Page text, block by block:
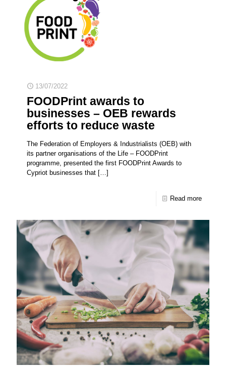
13/07/2022
FOODPrint awards to
businesses – OEB rewards
efforts to reduce waste
The Federation of Employers & Industrialists (OEB) with
its partner organisations of the Life – FOODPrint
programme, presented the first FOODPrint Awards to
Cypriot businesses that […]
Read more